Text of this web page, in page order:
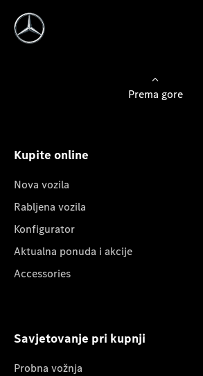
Prema gore
Kupite online
Nova vozila
Rabljena vozila
Konfigurator
Aktualna ponuda i akcije
Accessories
Savjetovanje pri kupnji
Probna vožnja